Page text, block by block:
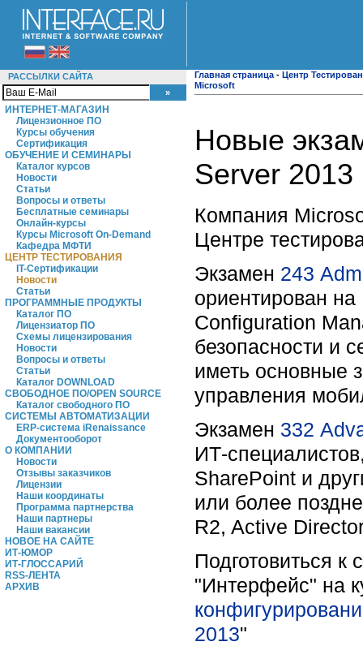
РАССЫЛКИ САЙТА
ИНТЕРНЕТ-МАГАЗИН
Лицензионное ПО
Курсы обучения
Сертификация
ОБУЧЕНИЕ И СЕМИНАРЫ
Каталог курсов
Новости
Статьи
Вопросы и ответы
Бесплатные семинары
Онлайн-курсы
Курсы Microsoft On-Demand
Кафедра МФТИ
ЦЕНТР ТЕСТИРОВАНИЯ
IT-Сертификации
Новости
Статьи
ПРОГРАММНЫЕ ПРОДУКТЫ
Каталог ПО
Лицензиатор ПО
Схемы лицензирования
Новости
Вопросы и ответы
Статьи
Каталог DOWNLOAD
СВОБОДНОЕ ПО/OPEN SOURCE
Каталог свободного ПО
СИСТЕМЫ АВТОМАТИЗАЦИИ
ERP-система iRenaissance
Документооборот
О КОМПАНИИ
Новости
Отзывы заказчиков
Лицензии
Наши координаты
Программа партнерства
Наши партнеры
Наши вакансии
НОВОЕ НА САЙТЕ
ИТ-ЮМОР
ИТ-ГЛОССАРИЙ
RSS-ЛЕНТА
АРХИВ
Главная страница - Центр
Microsoft
Новые
Server 2013
Компания
Центре
Экзамен 243
ориентирован
Configuration
безопасности и
иметь основные
управления
Экзамен 332
ИТ-
SharePoint и
или более
R2, Active
Подготовиться
"Интерфейс" на
2013"